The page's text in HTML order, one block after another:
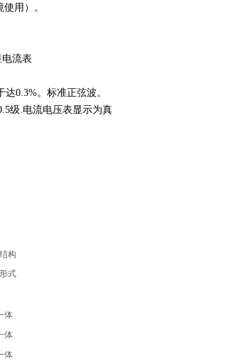
用）。
电流表
0.3%。标准正弦波。
级.电流电压表显示为真
结构
形式
体
体
体